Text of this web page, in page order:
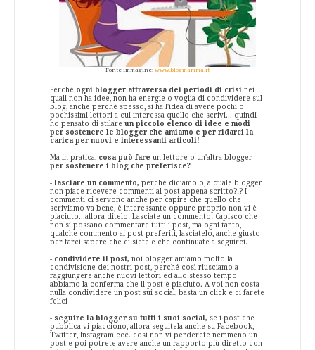
Fonte immagine: www.blogmamma.it
Perché ogni blogger attraversa dei periodi di crisi nei
quali non ha idee, non ha energie o voglia di condividere sul
blog, anche perché spesso, si ha l'idea di avere pochi o
pochissimi lettori a cui interessa quello che scrivi... quindi
ho pensato di stilare un piccolo elenco di idee e modi
per sostenere le blogger che amiamo e per ridarci la
carica per nuovi e interessanti articoli!
Ma in pratica, cosa può fare un lettore o un'altra blogger
per sostenere i blog che preferisce?
- lasciare un commento, perché diciamolo, a quale blogger
non piace ricevere commenti al post appena scritto?!? I
commenti ci servono anche per capire che quello che
scriviamo va bene, è interessante oppure proprio non vi è
piaciuto...allora ditelo! Lasciate un commento! Capisco che
non si possano commentare tutti i post, ma ogni tanto,
qualche commento ai post preferiti, lasciatelo, anche giusto
per farci sapere che ci siete e che continuate a seguirci.
- condividere il post, noi blogger amiamo molto la
condivisione dei nostri post, perché così riusciamo a
raggiungere anche nuovi lettori ed allo stesso tempo
abbiamo la conferma che il post è piaciuto. A voi non costa
nulla condividere un post sui social, basta un click e ci farete
felici
- seguire la blogger su tutti i suoi social, se i post che
pubblica vi piacciono, allora seguitela anche su Facebook,
Twitter, Instagram ecc. così non vi perderete nemmeno un
post e poi potrete avere anche un rapporto più diretto con